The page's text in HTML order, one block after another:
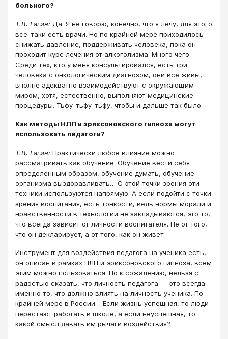
больного?
Т.В. Гагин: Да. Я не говорю, конечно, что я лечу, для этого
все-таки есть врачи. Но по крайней мере приходилось
снижать давление, поддерживать человека, пока он
проходит курс лечения от алкоголизма. Много чего…
Среди тех, кто у меня консультировался, есть три
человека с онкологическим диагнозом, они все живы,
вполне адекватно взаимодействуют с окружающим
миром, хотя, естественно, выполняют медицинские
процедуры. Тьфу-тьфу-тьфу, чтобы и дальше так было…
Как методы НЛП и эриксоновского гипноза могут
использовать педагоги?
Т.В. Гагин: Практически любое влияние можно
рассматривать как обучение. Обучение вести себя
определенным образом, обучение думать, обучение
организма выздоравливать… С этой точки зрения эти
техники используются напрямую. А если подойти с точки
зрения воспитания, есть тонкости, ведь нормы морали и
нравственности в технологии не закладываются, это то,
что всегда зависит от личности воспитателя. Не от того,
что он декларирует, а от того, как он живет.
Инструмент для воздействия педагога на ученика есть,
он описан в рамках НЛП и эриксоновского гипноза, всем
этим можно пользоваться. Но к сожалению, нельзя с
радостью сказать, что личность педагога ― это всегда
именно то, что должно влиять на личность ученика. По
крайней мере в России… Если жизнь успешная, то люди
перестают работать в школе, а если неуспешная, то
какой смысл давать им рычаги воздействия?